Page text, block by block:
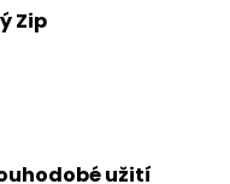
Zip
užití